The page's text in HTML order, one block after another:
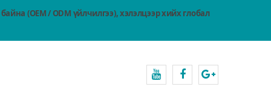
(OEM / ODM үйлчилгээ), хэлэлцээр хийх глобал